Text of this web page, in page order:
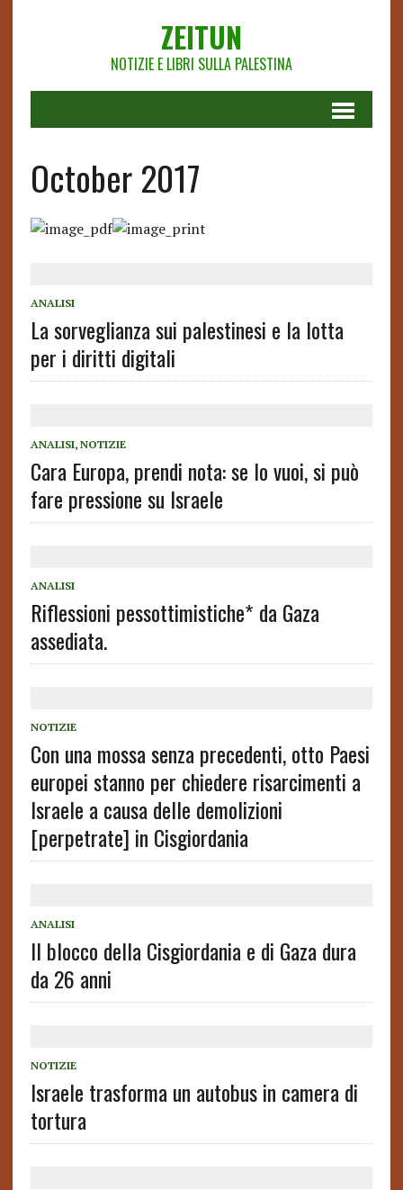
ZEITUN
NOTIZIE E LIBRI SULLA PALESTINA
October 2017
ANALISI
La sorveglianza sui palestinesi e la lotta
per i diritti digitali
ANALISI, NOTIZIE
Cara Europa, prendi nota: se lo vuoi, si può
fare pressione su Israele
ANALISI
Riflessioni pessottimistiche* da Gaza
assediata.
NOTIZIE
Con una mossa senza precedenti, otto Paesi
europei stanno per chiedere risarcimenti a
Israele a causa delle demolizioni
[perpetrate] in Cisgiordania
ANALISI
Il blocco della Cisgiordania e di Gaza dura
da 26 anni
NOTIZIE
Israele trasforma un autobus in camera di
tortura